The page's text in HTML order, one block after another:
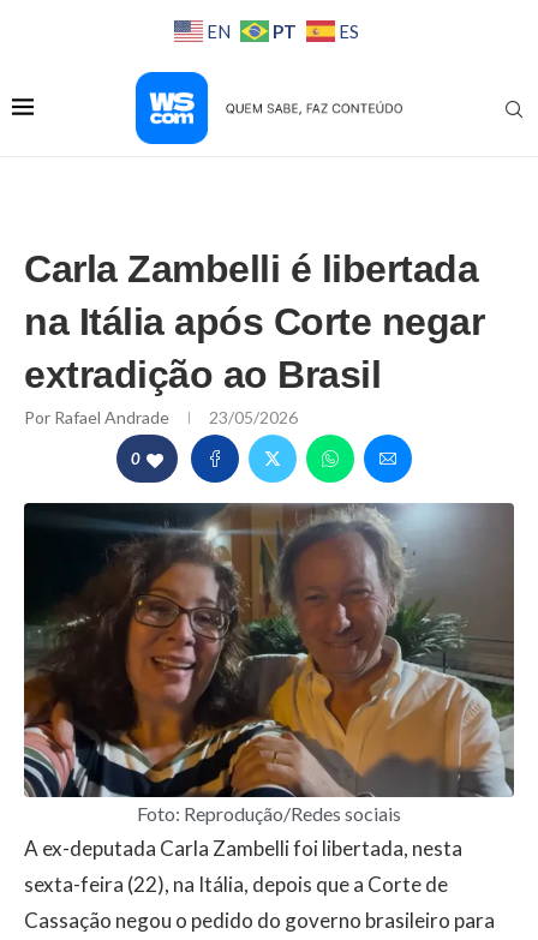
EN PT ES
Carla Zambelli é libertada
na Itália após Corte negar
extradição ao Brasil
Por Rafael Andrade 23/05/2026
0
Foto: Reprodução/Redes sociais
A ex-deputada Carla Zambelli foi libertada, nesta
sexta-feira (22), na Itália, depois que a Corte de
Cassação negou o pedido do governo brasileiro para